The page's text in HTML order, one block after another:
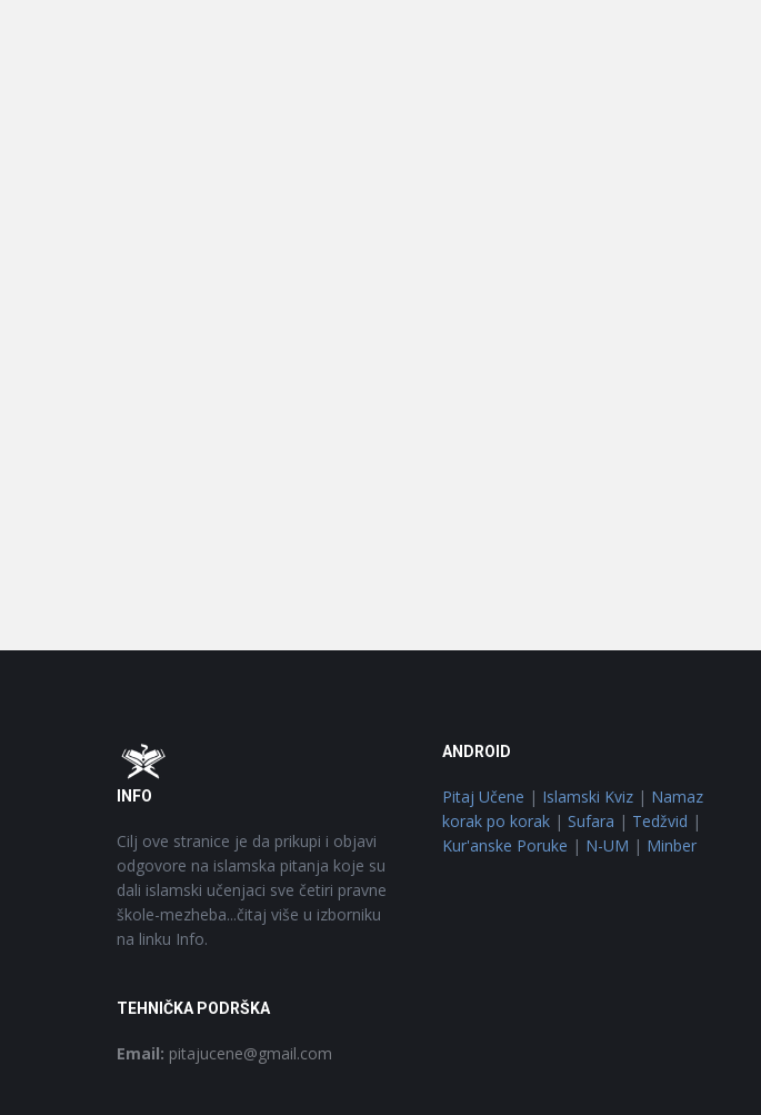
Footer
INFO
Cilj ove stranice je da prikupi i objavi
odgovore na islamska pitanja koje su
dali islamski učenjaci sve četiri pravne
škole-mezheba...čitaj više u izborniku
na linku Info.
TEHNIČKA PODRŠKA
Email: pitajucene@gmail.com
ANDROID
Pitaj Učene | Islamski Kviz| Namaz
korak po korak| Sufara | Tedžvid |
Kur'anske Poruke | N-UM | Minber